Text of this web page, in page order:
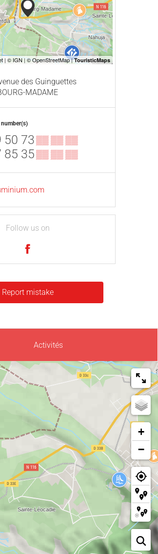
des Guinguettes
MADAME
50 73▒▒ ▒▒ ▒▒
85 35▒▒ ▒▒ ▒▒
Follow us on
Report mistake
Activités
+
−